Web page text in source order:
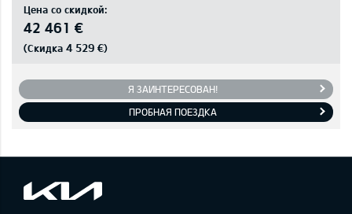
Цена со скидкой:
42 461 €
(Скидка 4 529 €)
Я ЗАИНТЕРЕСОВАН!
ПРОБНАЯ ПОЕЗДКА